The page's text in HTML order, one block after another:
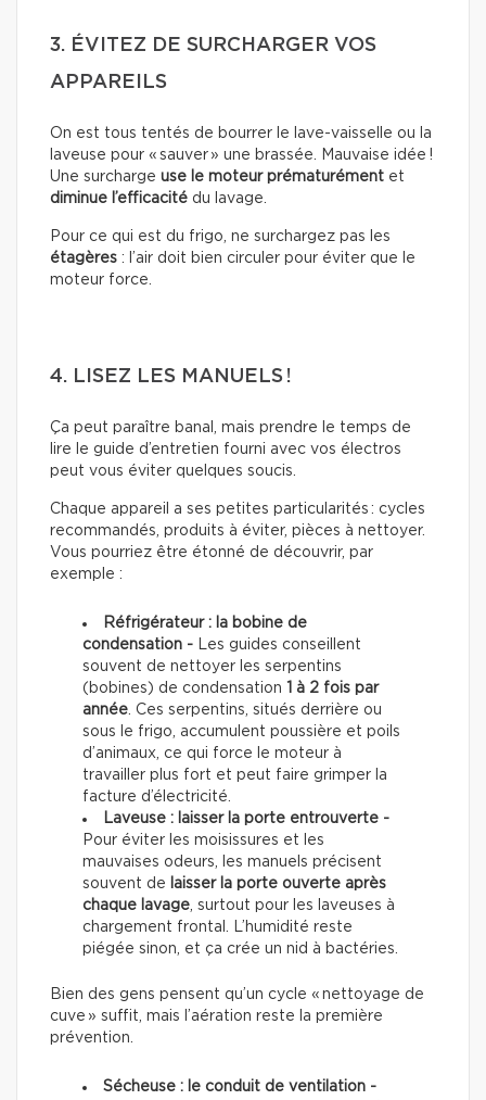
3. ÉVITEZ DE SURCHARGER VOS
APPAREILS
On est tous tentés de bourrer le lave-vaisselle ou la
laveuse pour « sauver » une brassée. Mauvaise idée !
Une surcharge use le moteur prématurément et
diminue l’efficacité du lavage.
Pour ce qui est du frigo, ne surchargez pas les
étagères : l’air doit bien circuler pour éviter que le
moteur force.
4. LISEZ LES MANUELS !
Ça peut paraître banal, mais prendre le temps de
lire le guide d’entretien fourni avec vos électros
peut vous éviter quelques soucis.
Chaque appareil a ses petites particularités : cycles
recommandés, produits à éviter, pièces à nettoyer.
Vous pourriez être étonné de découvrir, par
exemple :
Réfrigérateur : la bobine de
condensation - Les guides conseillent
souvent de nettoyer les serpentins
(bobines) de condensation
1 à 2 fois par
année. Ces serpentins, situés derrière ou
sous le frigo, accumulent poussière et poils
d’animaux, ce qui force le moteur à
travailler plus fort et peut faire grimper la
facture d’électricité.
Laveuse : laisser la porte entrouverte -
Pour éviter les moisissures et les
mauvaises odeurs, les manuels précisent
souvent de
laisser la porte ouverte après
chaque lavage, surtout pour les laveuses à
chargement frontal. L’humidité reste
piégée sinon, et ça crée un nid à bactéries.
Bien des gens pensent qu’un cycle « nettoyage de
cuve » suffit, mais l’aération reste la première
prévention.
Sécheuse : le conduit de ventilation -